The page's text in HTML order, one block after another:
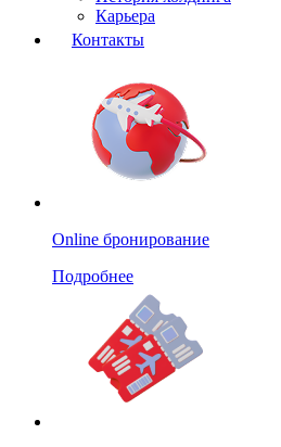
Карьера
Контакты
Online бронирование
Подробнее